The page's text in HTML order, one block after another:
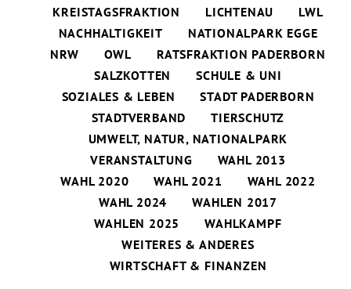
KREISTAGSFRAKTION
LICHTENAU
LWL
NACHHALTIGKEIT
NATIONALPARK EGGE
NRW
OWL
RATSFRAKTION PADERBORN
SALZKOTTEN
SCHULE & UNI
SOZIALES & LEBEN
STADT PADERBORN
STADTVERBAND
TIERSCHUTZ
UMWELT, NATUR, NATIONALPARK
VERANSTALTUNG
WAHL 2013
WAHL 2020
WAHL 2021
WAHL 2022
WAHL 2024
WAHLEN 2017
WAHLEN 2025
WAHLKAMPF
WEITERES & ANDERES
WIRTSCHAFT & FINANZEN